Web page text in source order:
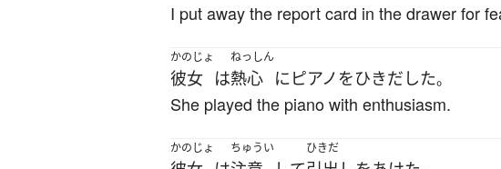
I put away the report card in the drawer for
かのじょ
彼女 は
ねっしん
熱心 にピアノ をひきだした。
She played the piano with enthusiasm.
かのじょ
ちゅうい ひきだ